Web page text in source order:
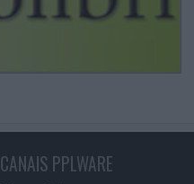
CANAIS PPLWARE